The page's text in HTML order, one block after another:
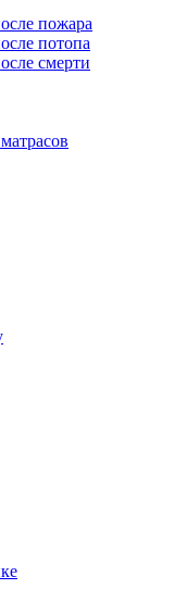
пожара
потопа
смерти